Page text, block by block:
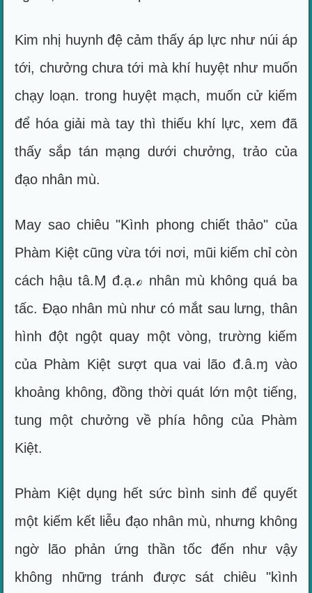
Kim nhị huynh đệ cảm thấy áp lực như núi áp
tới, chưởng chưa tới mà khí huyệt như muốn
chạy loạn. trong huyệt mạch, muốn cử kiếm
để hóa giải mà tay thì thiếu khí lực, xem đã
thấy sắp tán mạng dưới chưởng, trảo của
đạo nhân mù.
May sao chiêu "Kình phong chiết thảo" của
Phàm Kiệt cũng vừa tới nơi, mũi kiếm chỉ còn
cách hậu tâ.Ɱ đ.ạ.ℴ nhân mù không quá ba
tấc. Đạo nhân mù như có mắt sau lưng, thân
hình đột ngột quay một vòng, trường kiếm
của Phàm Kiệt sượt qua vai lão đ.â.ɱ vào
khoảng không, đồng thời quát lớn một tiếng,
tung một chưởng về phía hông của Phàm
Kiệt.
Phàm Kiệt dụng hết sức bình sinh để quyết
một kiếm kết liễu đạo nhân mù, nhưng không
ngờ lão phản ứng thần tốc đến như vậy
không những tránh được sát chiêu "kình